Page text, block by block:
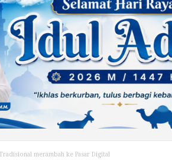
merambah ke Pasar Digital